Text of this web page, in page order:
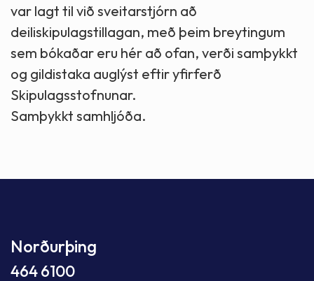
var lagt til við sveitarstjórn að
deiliskipulagstillagan, með þeim breytingum
sem bókaðar eru hér að ofan, verði samþykkt
og gildistaka auglýst eftir yfirferð
Skipulagsstofnunar.
Samþykkt samhljóða.
Norðurþing
464 6100